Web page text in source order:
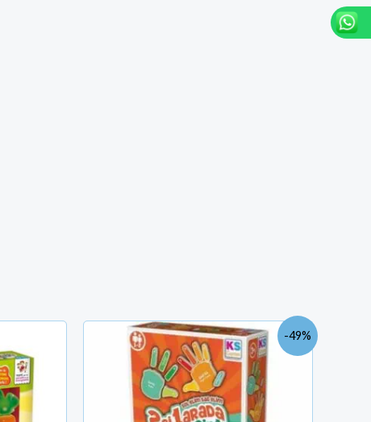
-49%
Le
prix
initial
était :
TND
37.000.
Le
prix
actuel
est :
TND
19.000.